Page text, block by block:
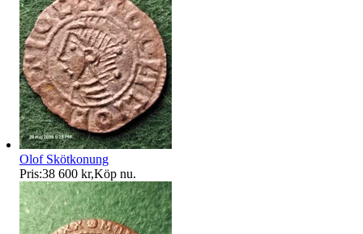
Olof Skötkonung
Pris:38 600 kr,Köp nu.